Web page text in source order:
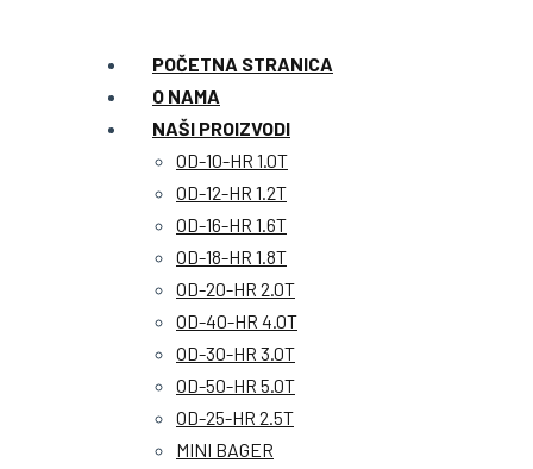
POČETNA STRANICA
O NAMA
NAŠI PROIZVODI
OD-10-HR 1.0T
OD-12-HR 1.2T
OD-16-HR 1.6T
OD-18-HR 1.8T
OD-20-HR 2.0T
OD-40-HR 4.0T
OD-30-HR 3.0T
OD-50-HR 5.0T
OD-25-HR 2.5T
MINI BAGER